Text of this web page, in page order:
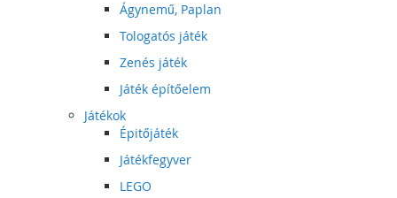
Ágynemű, Paplan
Tologatós játék
Zenés játék
Játék építőelem
Játékok
Épitőjáték
Játékfegyver
LEGO